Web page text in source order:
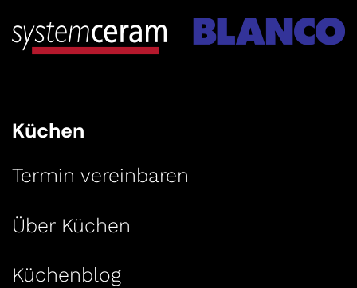
Küchen
Termin vereinbaren
Über Küchen
Küchenblog